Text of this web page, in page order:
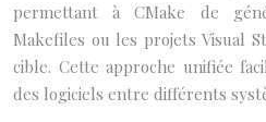
permettant à CMake de
Makefiles ou les projets Visual
cible. Cette approche unifiée
des logiciels entre différents